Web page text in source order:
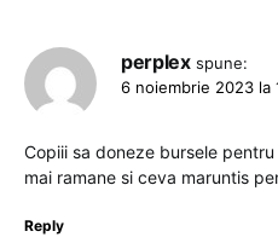
perplex spune:
6 noiembrie 2023 la
Copiii sa doneze bursele
mai ramane si ceva maruntis
Reply